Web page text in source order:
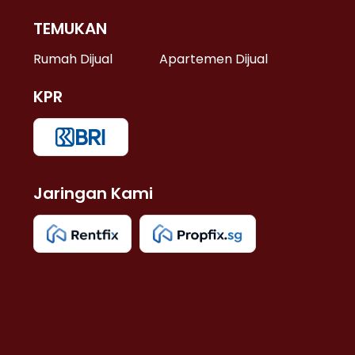
TEMUKAN
Rumah Dijual Apartemen Dijual
KPR
Jaringan Kami